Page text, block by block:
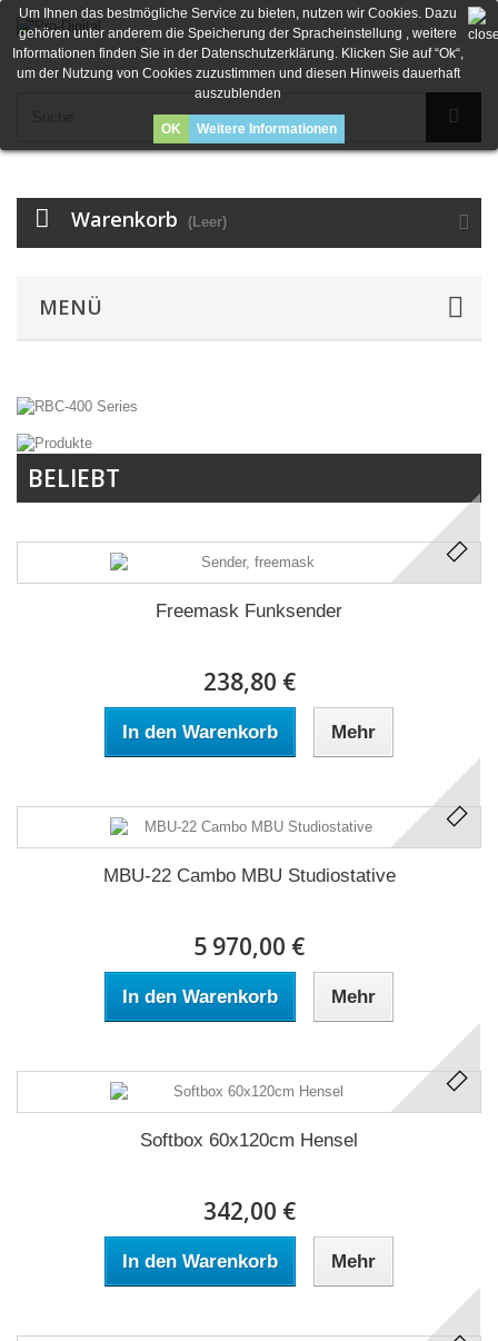
Warenkorb (Leer)
MENÜ
Um Ihnen das bestmögliche Service zu bieten, nutzen wir Cookies. Dazu
gehören unter anderem die Speicherung der Spracheinstellung , weitere
Informationen finden Sie in der Datenschutzerklärung. Klicken Sie auf “Ok“,
um der Nutzung von Cookies zuzustimmen und diesen Hinweis dauerhaft
auszublenden
OK Weitere Informationen
BELIEBT
Freemask Funksender
238,80 €
In den Warenkorb Mehr
MBU-22 Cambo MBU Studiostative
5 970,00 €
In den Warenkorb Mehr
Softbox 60x120cm Hensel
342,00 €
In den Warenkorb Mehr